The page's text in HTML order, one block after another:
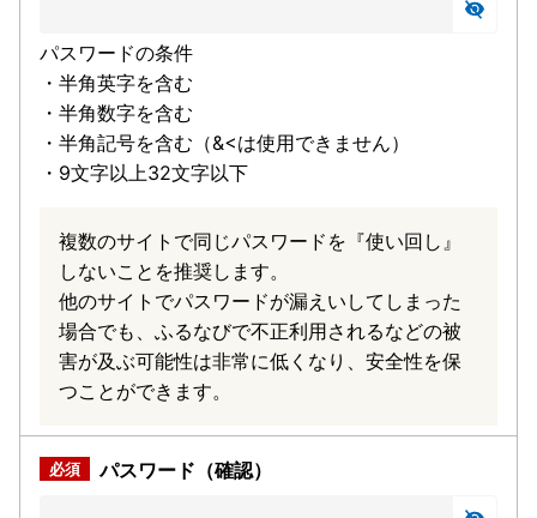
パスワードの条件
・半角英字を含む
・半角数字を含む
・半角記号を含む（&<は使用できません）
・9文字以上32文字以下
複数のサイトで同じパスワードを『使い回し』
しないことを推奨します。
他のサイトでパスワードが漏えいしてしまった
場合でも、ふるなびで不正利用されるなどの被
害が及ぶ可能性は非常に低くなり、安全性を保
つことができます。
パスワード（確認）